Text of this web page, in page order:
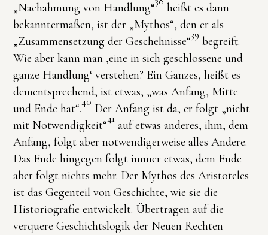
„Nachahmung von Handlung“
heißt es dann
bekanntermaßen, ist der „Mythos“, den er als
„Zusammensetzung der Geschehnisse“39 begreift.
Wie aber kann man ‚eine in sich geschlossene und
ganze Handlung‘ verstehen? Ein Ganzes, heißt es
dementsprechend, ist etwas, „was Anfang, Mitte
und Ende hat“.40 Der Anfang ist da, er folgt „nicht
mit Notwendigkeit“41 auf etwas anderes, ihm, dem
Anfang, folgt aber notwendigerweise alles Andere.
Das Ende hingegen folgt immer etwas, dem Ende
aber folgt nichts mehr. Der Mythos des Aristoteles
ist das Gegenteil von Geschichte, wie sie die
Historiografie entwickelt. Übertragen auf die
verquere Geschichtslogik der Neuen Rechten